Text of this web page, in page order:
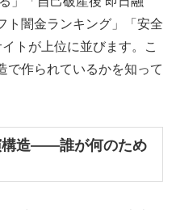
ト闇金ランキング」「安全
トが上位に並びます。こ
で作られているかを知って
構造——誰が何のため